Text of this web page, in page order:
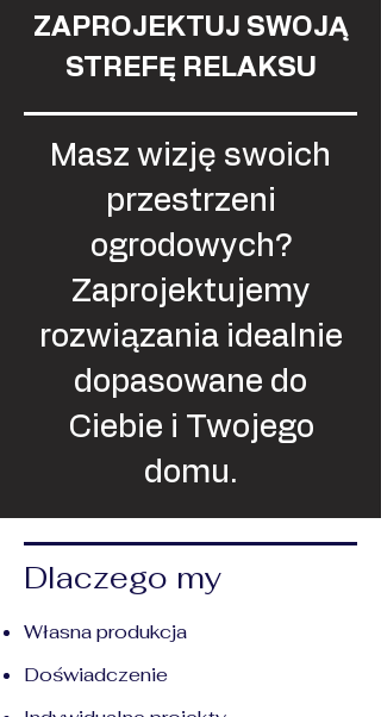
ZAPROJEKTUJ SWOJĄ
STREFĘ RELAKSU
Masz wizję swoich
przestrzeni
ogrodowych?
Zaprojektujemy
rozwiązania idealnie
dopasowane do
Ciebie i Twojego
domu.
Dlaczego my
Własna produkcja
Doświadczenie